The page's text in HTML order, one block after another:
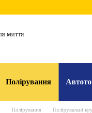
Полірування
Полірування Полірувальні